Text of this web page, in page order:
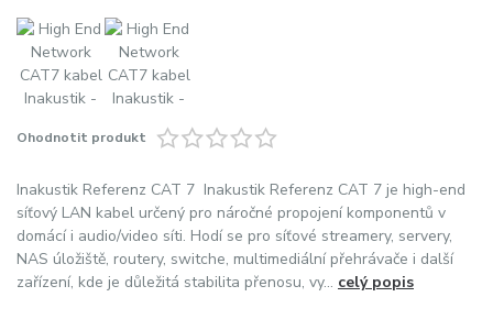
Ohodnotit produkt
Inakustik Referenz CAT 7 Inakustik Referenz CAT 7 je high-end
síťový LAN kabel určený pro náročné propojení komponentů v
domácí i audio/video síti. Hodí se pro síťové streamery, servery,
NAS úložiště, routery, switche, multimediální přehrávače i další
zařízení, kde je důležitá stabilita přenosu, vy... celý popis